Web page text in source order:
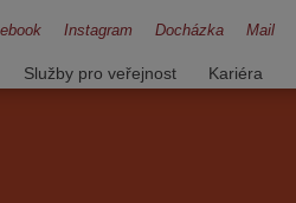
Instagram Docházka Mail
Služby pro veřejnost Kariéra